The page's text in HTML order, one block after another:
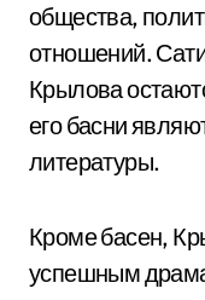
общества,
отношений.
Крылова
его басни
литературы.
Кроме басен,
успешным